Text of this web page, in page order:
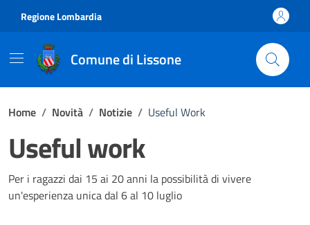
Regione Lombardia
Comune di Lissone
Home / Novità / Notizie / Useful Work
Useful work
Dettagli della notizia
Per i ragazzi dai 15 ai 20 anni la possibilità di vivere
un'esperienza unica dal 6 al 10 luglio